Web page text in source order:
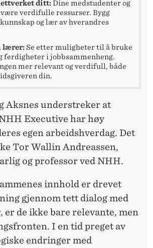
ditt:Dine medstudenter og
verdifulle ressurser. Bygg
og lær av hverandres
lærer: Se etter muligheter til å bruke
ferdigheter i jobbsammenheng.
mer relevant og verdifull, både
din.
Aksnes understreker at
Executive har høy
egen arbeidshverdag. Det
Tor Wallin Andreassen,
og professor ved NHH.
innhold er drevet
gjennom tett dialog med
de ikke bare relevante, men
I en tid preget av
endringer med